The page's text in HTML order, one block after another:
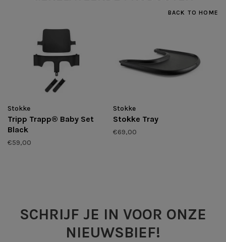
BACK TO HOME
Stokke
Tripp Trapp® Baby Set
Black
€59,00
Stokke
Stokke Tray
€69,00
SCHRIJF JE IN VOOR ONZE
NIEUWSBIEF!